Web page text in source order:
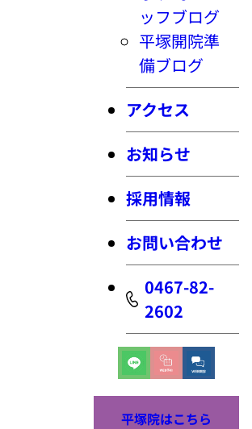
ッフブログ
平塚開院準
備ブログ
アクセス
お知らせ
採用情報
お問い合わせ
0467-82-
2602
平塚院はこちら